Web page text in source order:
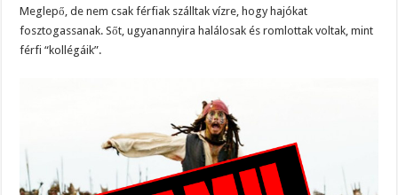
Meglepő, de nem csak férfiak szálltak vízre, hogy hajókat
fosztogassanak. Sőt, ugyanannyira halálosak és romlottak voltak, mint
férfi “kollégáik”.